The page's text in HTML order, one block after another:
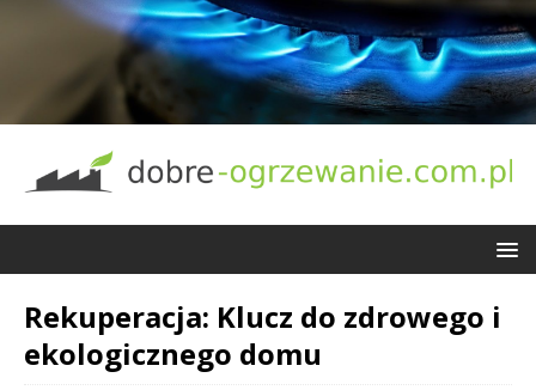
Rekuperacja: Klucz do zdrowego i
ekologicznego domu